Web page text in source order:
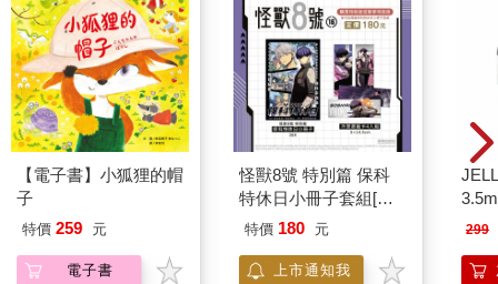
例如2025年時模組化核能發電設備的Oklo、量子運算的IonQ、D-
Wave、固態鋰電池的QuantumScape等，或許未來有不錯的前
景，但真正能產生足夠營收達到轉虧為盈的時間不確定性仍高，
公司發展過程如果遭遇宏觀經濟逆風、行業發生變化，都可能產
生重大影響。
此外，美股沒有漲跌幅的限制，未獲利公司波動性大，一天暴
漲、暴跌數十個百分比並不罕見，因此對於3年內還無法轉虧為盈
的早期階段公司，建議單一公司持股控制在5%之下、整體不要超
過20%的比重，以避免過度追求高報酬承擔了過度的風險。
 過度分散投資難以有效管理
休基金、母基金（fund of funds，以投資其他投資機構為目標的大
【電子書】小狐狸的帽
子
特價 259 元
電子書
怪獸8號 特別篇 保科
特休日小冊子套組[限
加購]
特價 180 元
上市通知我
式
299